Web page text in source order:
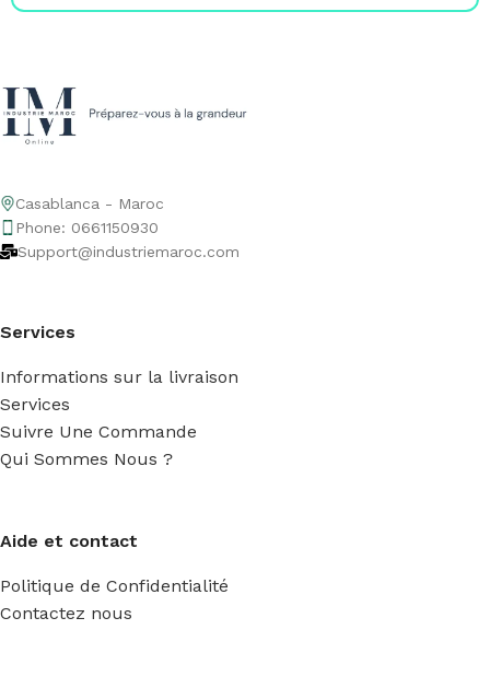
Casablanca - Maroc
Phone: 0661150930
Support@industriemaroc.com
Services
Informations sur la livraison
Services
Suivre Une Commande
Qui Sommes Nous ?
Aide et contact
Politique de Confidentialité
Contactez nous